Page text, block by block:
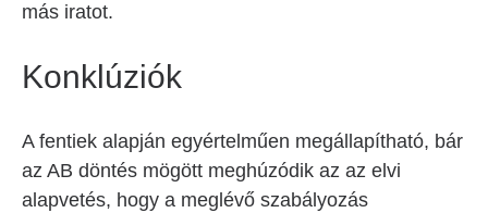
más iratot.
Konklúziók
A fentiek alapján egyértelműen megállapítható, bár
az AB döntés mögött meghúzódik az az elvi
alapvetés, hogy a meglévő szabályozás